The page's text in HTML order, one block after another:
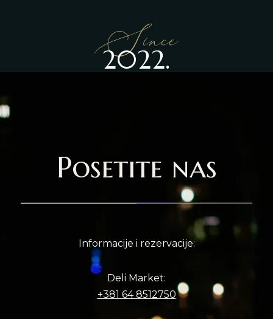
Since
2022.
Posetite nas
Informacije i rezervacije:
Deli Market:
+381 64 8512750